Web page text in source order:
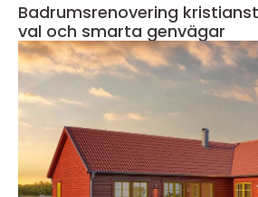
Badrumsrenovering kristianstad
val och smarta genvägar